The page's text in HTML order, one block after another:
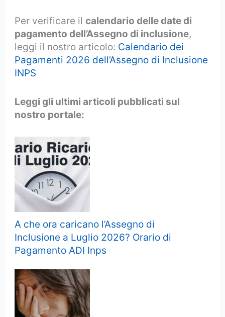
Per verificare ilcalendario delle date di
pagamento dell’Assegno di inclusione,
leggi il nostro articolo: Calendario dei
Pagamenti 2026 dell’Assegno di Inclusione
INPS
Leggi gli ultimi articoli pubblicati sul
nostro portale:
A che ora caricano l’Assegno di
Inclusione a Luglio 2026? Orario di
Pagamento ADI Inps